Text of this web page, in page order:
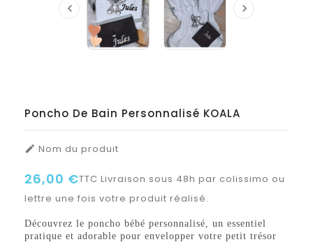
 
Poncho De Bain Personnalisé KOALA
 Nom du produit
26,00 €TTC Livraison sous 48h par colissimo ou
lettre une fois votre produit réalisé.
Découvrez le poncho bébé personnalisé, un essentiel
pratique et adorable pour envelopper votre petit trésor